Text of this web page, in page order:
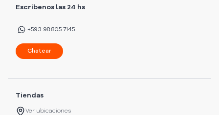
Escríbenos las 24 hs
+593 98 805 7145
Chatear
Tiendas
Ver ubicaciones